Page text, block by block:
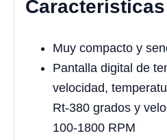
Características
Muy compacto y
Pantalla digital de
velocidad,
Rt-380 grados y
100-1800 RPM